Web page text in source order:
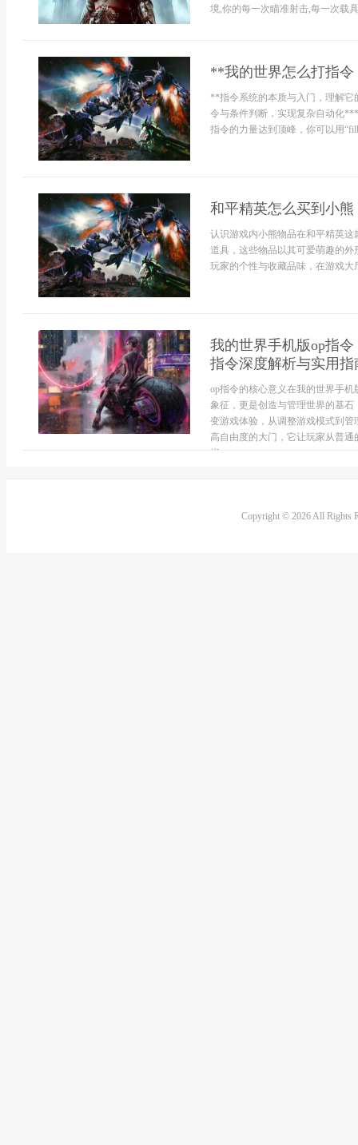
境,你的每一次瞄准射击,每一次载
**我的世界怎么打指
**指令系统的本质与入门，理解
令与条件判断，实现复杂自动化
指令的力量达到顶峰，你可以用
和平精英怎么买到小
认识游戏内小熊物品在和平精英
道具，这些物品以其可爱萌趣的
玩家的个性与收藏品味，在游戏
我的世界手机版op指
指令深度解析与实用指
op指令的核心意义在我的世界手
象征，更是创造与管理世界的基
变游戏体验，从调整游戏模式到
高自由度的大门，它让玩家从普
指...
Copyright © 2026 All Rights